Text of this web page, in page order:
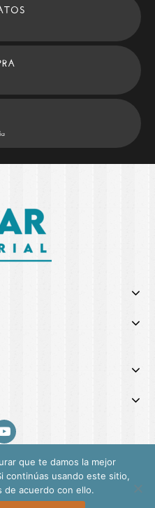
Volar Editorial
que te damos la mejor
continúas usando este sitio,
de acuerdo con ello.